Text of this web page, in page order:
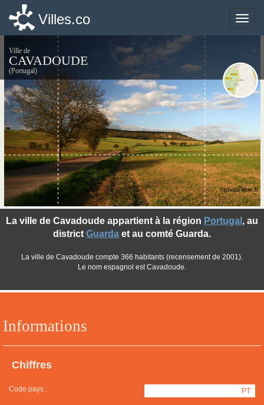
Toggle
Villes.co
Ville de
CAVADOUDE
(Portugal)
Informations
Chiffres
Code pays : PT
La ville de Cavadoude appartient à la région Portugal , au
district Guarda et au comté Guarda.
La ville de Cavadoude compte 366 habitants (recensement de 2001).
Le nom espagnol est Cavadoude.
©photo-libre.fr
Toggle
Villes.co